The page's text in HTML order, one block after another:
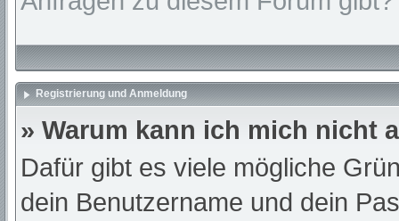
Registrierung und Anmeldung
» Warum kann ich mich nicht
Dafür gibt es viele mögliche
dein Benutzername und dein